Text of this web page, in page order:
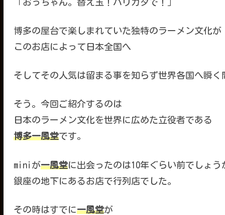
「おっちゃん。替え玉！バリカタで！」
博多の屋台で楽しまれていた独特のラーメン文化が
このお店によって日本全国へ
そしてその人気は留まる事を知らず世界各国へ瞬く
そう。今回ご紹介するのは
日本のラーメン文化を世界に広めた立役者である
博多一風堂です。
miniが一風堂に出会ったのは10年ぐらい前でしょう
銀座の地下にあるお店で行列店でした。
その時はすでに一風堂が